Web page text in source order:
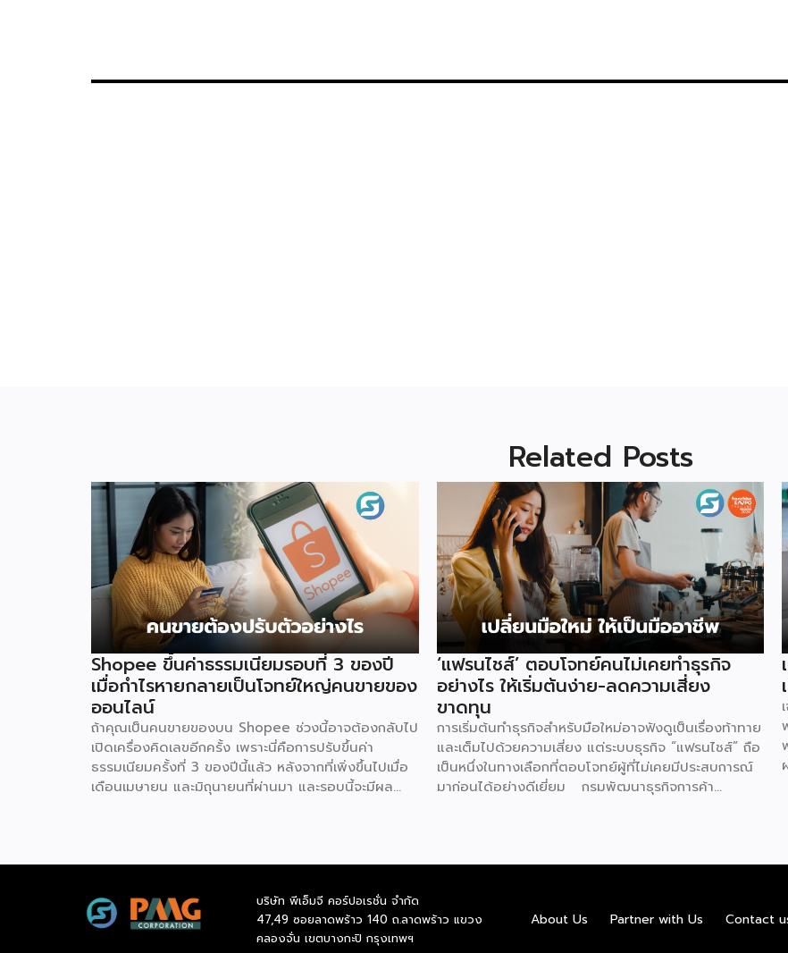
Related Posts
Shopee ขึ้นค่าธรรมเนียมรอบที่ 3 ของปี
เมื่อกำไรหายกลายเป็นโจทย์ใหญ่คนขายของ
ออนไลน์
ถ้าคุณเป็นคนขายของบน Shopee ช่วงนี้อาจต้องกลับไป
เปิดเครื่องคิดเลขอีกครั้ง เพราะนี่คือการปรับขึ้นค่า
ธรรมเนียมครั้งที่ 3 ของปีนี้แล้ว หลังจากที่เพิ่งขึ้นไปเมื่อ
เดือนเมษายน และมิถุนายนที่ผ่านมา และรอบนี้จะมีผล
หมวดแฟชั่น และ FMCG, ร้าน Non-Mall ทั่วไป สูงสุด
ยังไม่นับค่าธรรมเนียมอื่นที่เก็บซ้อนอยู่ เช่น ค่าธรรมเนียม
การชำระเงิน (เริ่มต้น 3.21%) และค่าธรรมเนียมโครงสร้าง
พื้นฐาน 1.07 บาทต่อออร์เดอร์ (สำหรับร้านที่มียอดขาย
‘แฟรนไชส์’ ตอบโจทย์คนไม่เคยทำธุรกิจ
อย่างไร ให้เริ่มต้นง่าย-ลดความเสี่ยง
ขาดทุน
การเริ่มต้นทำธุรกิจสำหรับมือใหม่อาจฟังดูเป็นเรื่องท้าทาย
และเต็มไปด้วยความเสี่ยง แต่ระบบธุรกิจ “แฟรนไชส์” ถือ
เป็นหนึ่งในทางเลือกที่ตอบโจทย์ผู้ที่ไม่เคยมีประสบการณ์
มาก่อนได้อย่างดีเยี่ยม กรมพัฒนาธุรกิจการค้า
ประสิทธิภาพ เหตุผลประการแรกคือ การมีโมเดลธุรกิจที่
ต้องเสียเวลาลองผิดลองถูกเอง ระบบแฟรนไชส์ถูก
บริษัท พีเอ็มจี คอร์ปอเรชั่น จำกัด
47,49 ซอยลาดพร้าว 140 ถ.ลาดพร้าว แขวง
คลองจั่น เขตบางกะปิ กรุงเทพฯ
About Us Partner with Us Contact